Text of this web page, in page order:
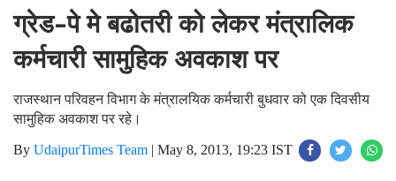
ग्रेड-पे मे बढोतरी को लेकर मंत्रालिक
कर्मचारी सामुहिक अवकाश पर
राजस्थान परिवहन विभाग के मंत्रालयिक कर्मचारी बुधवार को एक दिवसीय
सामुहिक अवकाश पर रहे।
By UdaipurTimes Team May 8, 2013, 19:23 IST